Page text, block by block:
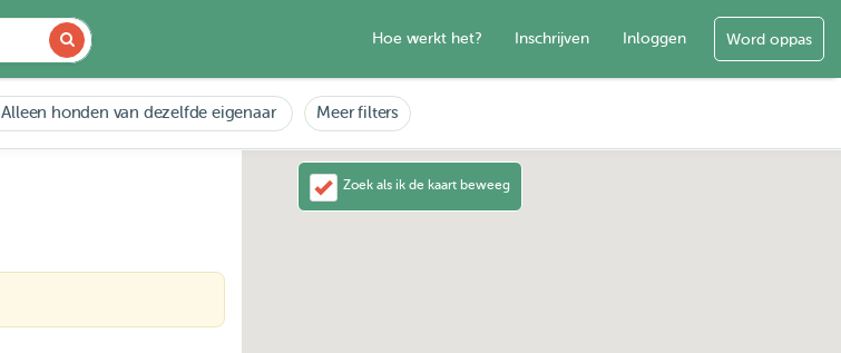
Hoe werkt het? Inschrijven Inloggen Word oppas
Alleen honden van dezelfde eigenaar Meer filters
Zoek als ik de kaart beweeg